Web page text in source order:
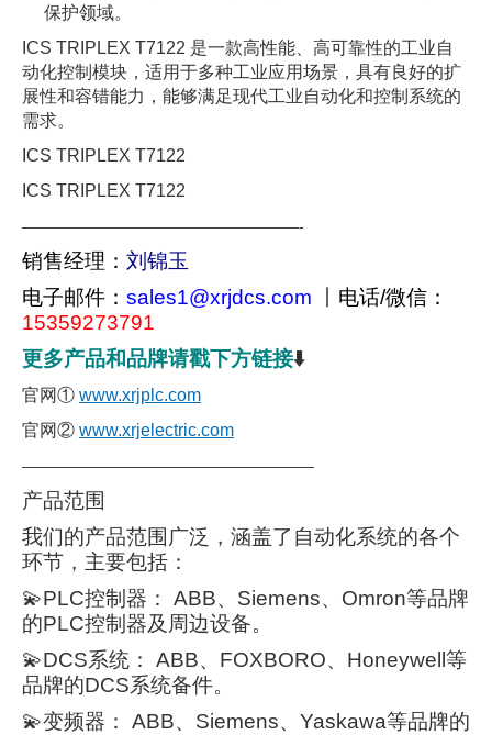
保护领域。
ICS TRIPLEX T7122 是一款高性能、高可靠性的工业自
动化控制模块，适用于多种工业应用场景，具有良好的扩
展性和容错能力，能够满足现代工业自动化和控制系统的
需求。
ICS TRIPLEX T7122
ICS TRIPLEX T7122
——————————————————-
销售经理： 刘锦玉
电子邮件： sales1@xrjdcs.com
电话/微信：
15359273791
更多产品和品牌请戳下方链接⬇️
官网① www.xrjplc.com
官网② www.xrjelectric.com
———————————————————
产品范围
我们的产品范围广泛，涵盖了自动化系统的各个
环节，主要包括：
💫PLC控制器： ABB、Siemens、Omron等品牌
的PLC控制器及周边设备。
💫DCS系统： ABB、FOXBORO、Honeywell等
品牌的DCS系统备件。
💫变频器： ABB、Siemens、Yaskawa等品牌的